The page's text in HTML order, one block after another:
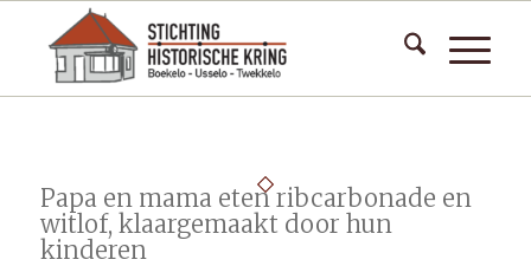
Papa en mama eten ribcarbonade en
witlof, klaargemaakt door hun
kinderen